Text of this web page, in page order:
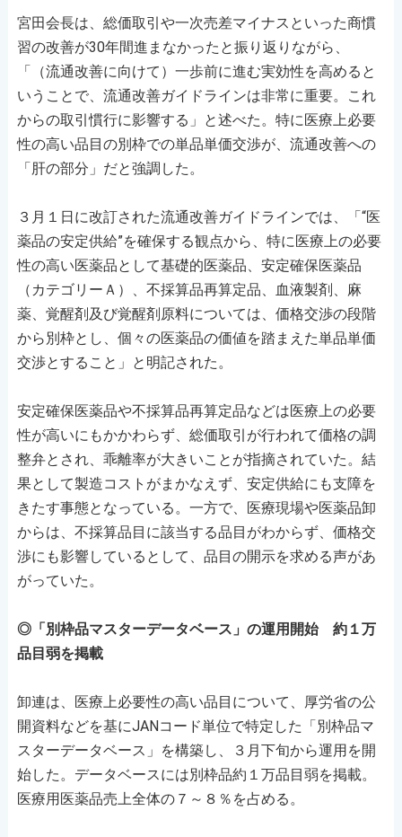
宮田会長は、総価取引や一次売差マイナスといった商慣
習の改善が30年間進まなかったと振り返りながら、
「（流通改善に向けて）一歩前に進む実効性を高めると
いうことで、流通改善ガイドラインは非常に重要。これ
からの取引慣行に影響する」と述べた。特に医療上必要
性の高い品目の別枠での単品単価交渉が、流通改善への
「肝の部分」だと強調した。
３月１日に改訂された流通改善ガイドラインでは、「“医
薬品の安定供給”を確保する観点から、特に医療上の必要
性の高い医薬品として基礎的医薬品、安定確保医薬品
（カテゴリーＡ）、不採算品再算定品、血液製剤、麻
薬、覚醒剤及び覚醒剤原料については、価格交渉の段階
から別枠とし、個々の医薬品の価値を踏まえた単品単価
交渉とすること」と明記された。
安定確保医薬品や不採算品再算定品などは医療上の必要
性が高いにもかかわらず、総価取引が行われて価格の調
整弁とされ、乖離率が大きいことが指摘されていた。結
果として製造コストがまかなえず、安定供給にも支障を
きたす事態となっている。一方で、医療現場や医薬品卸
からは、不採算品目に該当する品目がわからず、価格交
渉にも影響しているとして、品目の開示を求める声があ
がっていた。
◎「別枠品マスターデータベース」の運用開始 約１万
品目弱を掲載
卸連は、医療上必要性の高い品目について、厚労省の公
開資料などを基にJANコード単位で特定した「別枠品マ
スターデータベース」を構築し、３月下旬から運用を開
始した。データベースには別枠品約１万品目弱を掲載。
医療用医薬品売上全体の７～８％を占める。